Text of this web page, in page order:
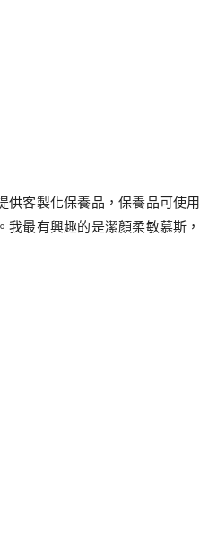
供客製化保養品，保養品可使
我最有興趣的是潔顏柔敏慕斯